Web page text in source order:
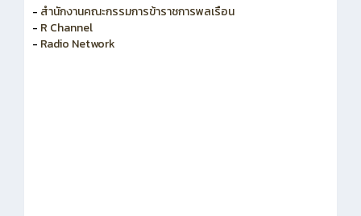
- สำนักงานคณะกรรมการข้าราชการพลเรือน
- R Channel
- Radio Network